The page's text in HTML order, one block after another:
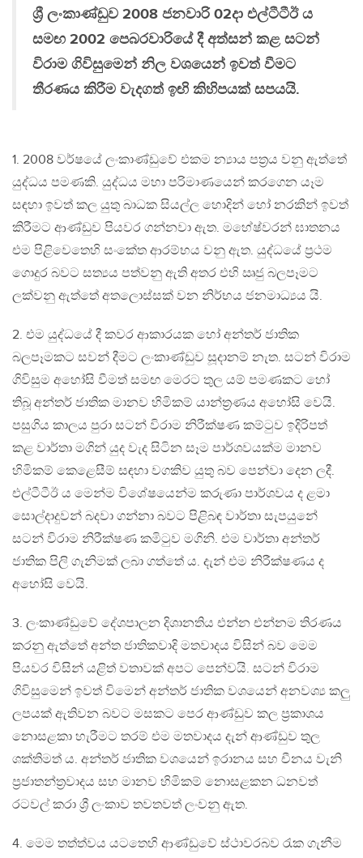
ශ්‍රී ලංකාණ්ඩුව 2008 ජනවාරි 02දා එල්ටීටීඊ ය
සමඟ 2002 පෙබරවාරියේ දී අත්සන් කළ සටන්
විරාම ගිවිසුමෙන් නිල වශයෙන් ඉවත් වීමට
තීරණය කිරීම වැදගත් ඉඟි කිහිපයක් සපයයි.
1. 2008 වර්ෂයේ ලංකාණ්ඩුවේ එකම න්‍යාය පත්‍රය වනු ඇත්තේ
යුද්ධය පමණකි. යුද්ධය මහා පරිමාණයෙන් කරගෙන යෑම
සඳහා ඉවත් කල යුතු බාධක සියල්ල හොදින් හෝ නරකින් ඉවත්
කිරීමට ආණ්ඩුව පියවර ගන්නවා ඇත. මහේෂ්වරන් ඝාතනය
එම පිළිවෙතෙහි සංකේත ආරම්භය වනු ඇත. යුද්ධයේ ප්‍රථම
ගොදුර බවට සත්‍යය පත්වනු ඇති අතර එහි ඍජු බලපෑමට
ලක්වනු ඇත්තේ අතලොස්සක් වන නිර්භය ජනමාධ්‍යය යි.
2. එම යුද්ධයේ දී කවර ආකාරයක හෝ අන්තර් ජාතික
බලපෑමකට සවන් දීමට ලංකාණ්ඩුව සූදානම් නැත. සටන් විරාම
ගිවිසුම අහෝසි වීමත් සමඟ මෙරට තුල යම් පමණකට හෝ
තිබූ අන්තර් ජාතික මානව හිමිකම් යාන්ත්‍රණය අහෝසි වෙයි.
පසුගිය කාලය පුරා සටන් විරාම නිරීක්ෂණ කම්ටුව ඉදිරිපත්
කළ වාර්තා මගින් යුද වැද සිටින සෑම පාර්ශවයක්ම මානව
හිමිකම් කෙළෙසීම් සඳහා වගකිව යුතු බව පෙන්වා දෙන ලදී.
එල්ටීටීඊ ය මෙන්ම විශේෂයෙන්ම කරුණා පාර්ශවය ද ළමා
සොල්දාදුවන් බදවා ගන්නා බවට පිළිබඳ වාර්තා සැපයුනේ
සටන් විරාම නිරීක්ෂණ කමිටුව මගිනි. එම වාර්තා අන්තර්
ජාතික පිලි ගැනිමක් ලබා ගත්තේ ය. දැන් එම නිරීක්ෂණය ද
අහෝසි වෙයි.
3. ලංකාණ්ඩුවේ දේශපාලන දිශානතිය එන්න එන්නම තිරණය
කරනු ඇත්තේ අන්ත ජාතිකවාදි මතවාදය විසින් බව මෙම
පියවර විසින් යළිත් වතාවක් අපට පෙන්වයි. සටන් විරාම
ගිවිසුමෙන් ඉවත් විමෙන් අන්තර් ජාතික වශයෙන් අනවශ්‍ය කලු
ලපයක් ඇතිවන බවට මසකට පෙර ආණ්ඩුව කල ප්‍රකාශය
නොසළකා හැරීමට තරම් එම මතවාදය දැන් ආණ්ඩුව තුල
ශක්තිමත් ය. අන්තර් ජාතික වශයෙන් ඉරානය සහ චීනය වැනි
ප්‍රජාතන්ත්‍රවාදය සහ මානව හිමිකම් නොසළකන ධනවත්
රටවල් කරා ශ්‍රී ලංකාව තවතවත් ලංවනු ඇත.
4. මෙම තත්ත්වය යටතෙහි ආණ්ඩුවේ ස්ථාවරබව රැක ගැනීම